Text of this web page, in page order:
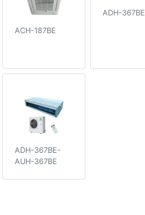
ACH-187BE
ADH-367BE
ADH-367BE-
AUH-367BE